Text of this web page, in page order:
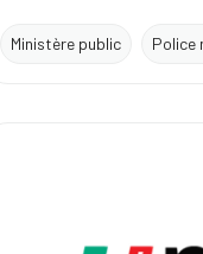
Ministère public Police